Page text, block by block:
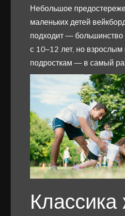
Небольшое
маленьких детей
подходит —
с 10–12 лет, но
подросткам — в самый
Классика